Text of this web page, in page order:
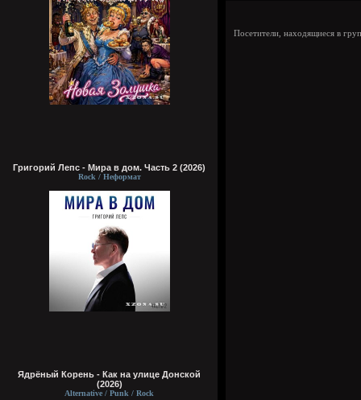
Григорий Лепс - Мира в дом. Часть 2 (2026)
Rock / Неформат
Ядрёный Корень - Как на улице Донской
(2026)
Alternative / Punk / Rock
Посетители, находящиеся в